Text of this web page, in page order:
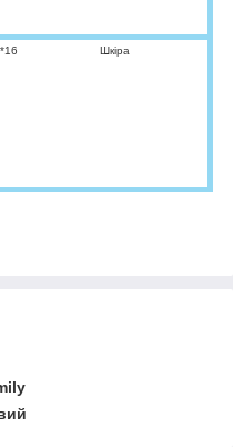
Шкіра